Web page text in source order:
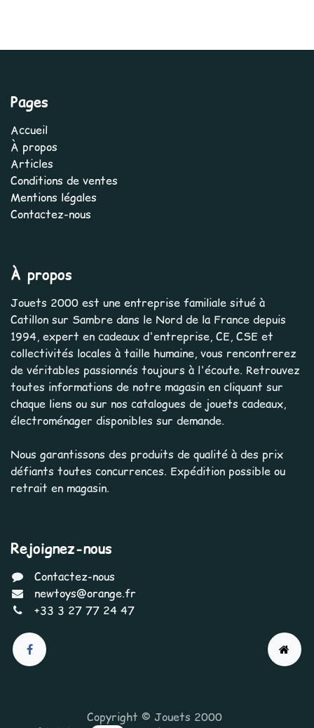
Pages
Accueil
À propos
Articles
Conditions de ventes
Mentions légales
Contactez-nous
À propos
Jouets 2000 est une entreprise familiale situé à
Catillon sur Sambre dans le Nord de la France depuis
1994, expert en cadeaux d'entreprise, CE, CSE et
collectivités locales à taille humaine, vous rencontrerez
de véritables passionnés toujours à l'écoute. Retrouvez
toutes informations de notre magasin en cliquant sur
chaque liens ou sur nos catalogues de jouets cadeaux,
électroménager disponibles sur demande.
Nous garantissons des produits de qualité à des prix
défiants toutes concurrences. Expédition possible ou
retrait en magasin.
Rejoignez-nous
Contactez-nous
newtoys@orange.fr
+33 3 27 77 24 47
Copyright © Jouets 2000